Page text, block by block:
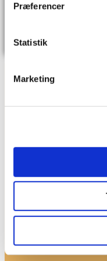
Præferencer
Statistik
Marketing